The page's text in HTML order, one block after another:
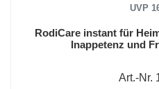
UVP
RodiCare instant für
Inappetenz und
Art.-Nr.